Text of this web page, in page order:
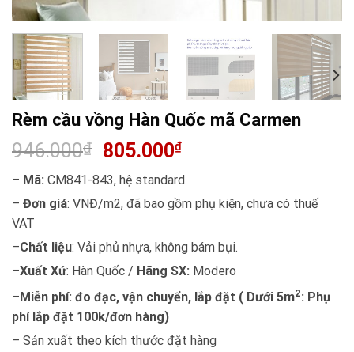
Rèm cầu vồng Hàn Quốc mã Carmen
946.000₫ 805.000₫
– Mã: CM841-843, hệ standard.
– Đơn giá: VNĐ/m2, đã bao gồm phụ kiện, chưa có thuế
VAT
–Chất liệu: Vải phủ nhựa, không bám bụi.
–Xuất Xứ: Hàn Quốc / Hãng SX: Modero
– Miễn phí: đo đạc, vận chuyển, lắp đặt ( Dưới 5m2: Phụ
phí lắp đặt 100k/đơn hàng)
– Sản xuất theo kích thước đặt hàng